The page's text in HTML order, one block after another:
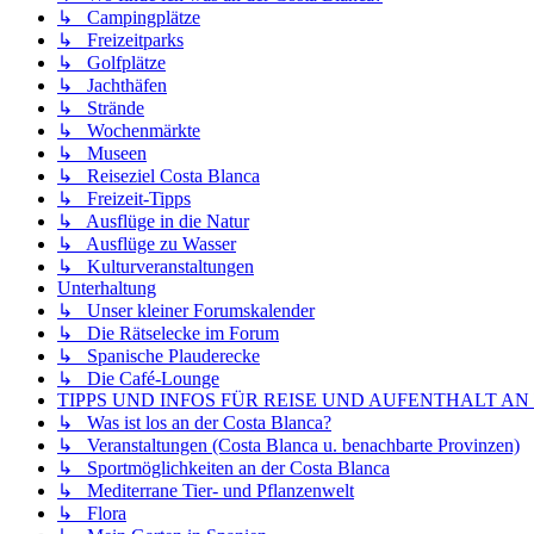
↳ Campingplätze
↳ Freizeitparks
↳ Golfplätze
↳ Jachthäfen
↳ Strände
↳ Wochenmärkte
↳ Museen
↳ Reiseziel Costa Blanca
↳ Freizeit-Tipps
↳ Ausflüge in die Natur
↳ Ausflüge zu Wasser
↳ Kulturveranstaltungen
Unterhaltung
↳ Unser kleiner Forumskalender
↳ Die Rätselecke im Forum
↳ Spanische Plauderecke
↳ Die Café-Lounge
TIPPS UND INFOS FÜR REISE UND AUFENTHALT AN
↳ Was ist los an der Costa Blanca?
↳ Veranstaltungen (Costa Blanca u. benachbarte Provinzen)
↳ Sportmöglichkeiten an der Costa Blanca
↳ Mediterrane Tier- und Pflanzenwelt
↳ Flora